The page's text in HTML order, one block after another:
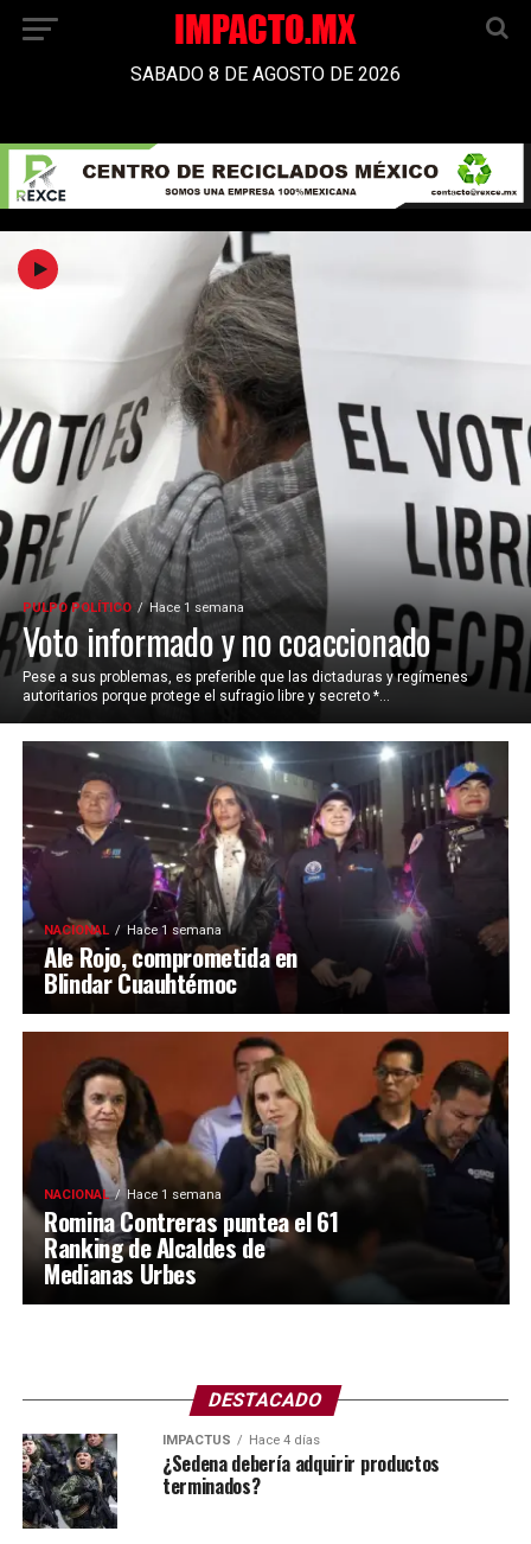
SABADO 8 DE AGOSTO DE 2026
PULPO POLÍTICO Hace 1 semana
Voto informado y no coaccionado
Pese a sus problemas, es preferible que las dictaduras y regímenes
autoritarios porque protege el sufragio libre y secreto *...
NACIONAL Hace 1 semana
Ale Rojo, comprometida en
Blindar Cuauhtémoc
NACIONAL Hace 1 semana
Romina Contreras puntea el 61
Ranking de Alcaldes de
Medianas Urbes
DESTACADO
IMPACTUS Hace 4 días
¿Sedena debería adquirir productos
terminados?